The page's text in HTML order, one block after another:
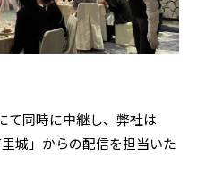
て同時に中継し、弊社は
城」からの配信を担当いた